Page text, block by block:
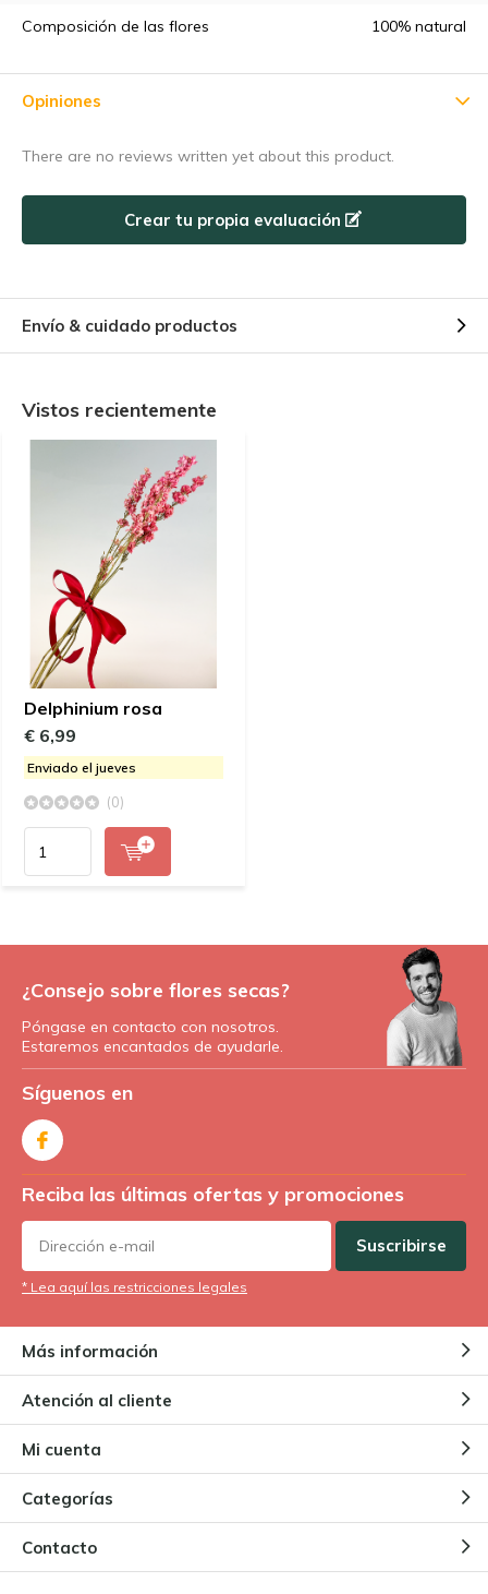
Composición de las flores 100% natural
Opiniones
There are no reviews written yet about this product.
Crear tu propia evaluación
Envío & cuidado productos
Vistos recientemente
Delphinium rosa
€ 6,99
Enviado el jueves
(0)
¿Consejo sobre flores secas?
Póngase en contacto con nosotros.
Estaremos encantados de ayudarle.
Síguenos en
Reciba las últimas ofertas y promociones
Suscribirse
* Lea aquí las restricciones legales
Más información
Atención al cliente
Mi cuenta
Categorías
Contacto
Suscríbase a
caduque!